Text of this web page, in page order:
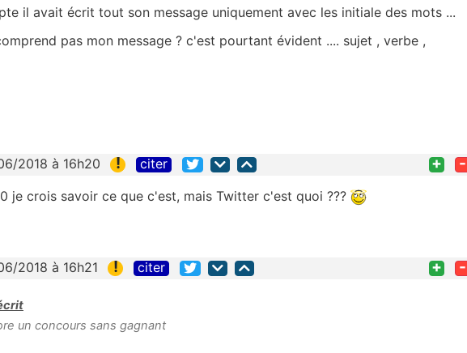
il avait écrit tout son message uniquement avec les initiale des mots ...
pas mon message ? c'est pourtant évident .... sujet , verbe ,
2018 à 16h20 ! citer + -
je crois savoir ce que c'est, mais Twitter c'est quoi ???
2018 à 16h21 ! citer + -
un concours sans gagnant